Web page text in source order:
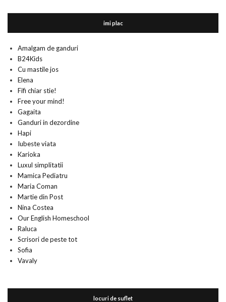
imi plac
Amalgam de ganduri
B24Kids
Cu mastile jos
Elena
Fifi chiar stie!
Free your mind!
Gagaita
Ganduri in dezordine
Hapi
Iubeste viata
Karioka
Luxul simplitatii
Mamica Pediatru
Maria Coman
Martie din Post
Nina Costea
Our English Homeschool
Raluca
Scrisori de peste tot
Sofia
Vavaly
locuri de suflet